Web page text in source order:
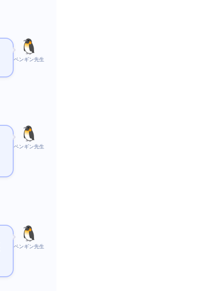
ペンギン先生
ペンギン先生
ペンギン先生